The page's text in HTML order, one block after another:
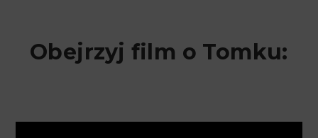
Obejrzyj film o Tomku: